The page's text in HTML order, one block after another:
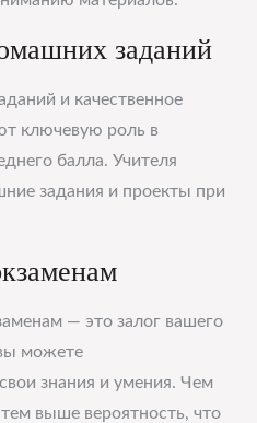
заданий
и качественное
ключевую роль в
балла. Учителя
задания и проекты при
— это залог вашего
можете
знания и умения. Чем
выше вероятность, что